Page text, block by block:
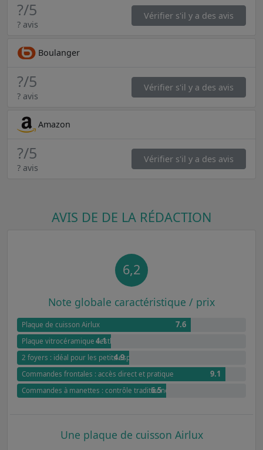
?/5
? avis
Vérifier s'il y a des avis
Boulanger
?/5
? avis
Vérifier s'il y a des avis
Amazon
?/5
? avis
Vérifier s'il y a des avis
AVIS DE DE LA RÉDACTION
6,2
Note globale caractéristique / prix
Plaque de cuisson Airlux 7.6
Plaque vitrocéramique : esthétisme et simplicité
4.1
2 foyers : idéal pour les petits espaces
4.9
Commandes frontales : accès direct et pratique 9.1
Commandes à manettes : contrôle traditionnel et ergonomique
6.5
Une plaque de cuisson Airlux